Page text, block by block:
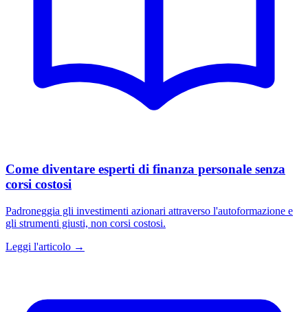
Come diventare esperti di finanza personale senza
corsi costosi
Padroneggia gli investimenti azionari attraverso l'autoformazione e
gli strumenti giusti, non corsi costosi.
Leggi l'articolo →